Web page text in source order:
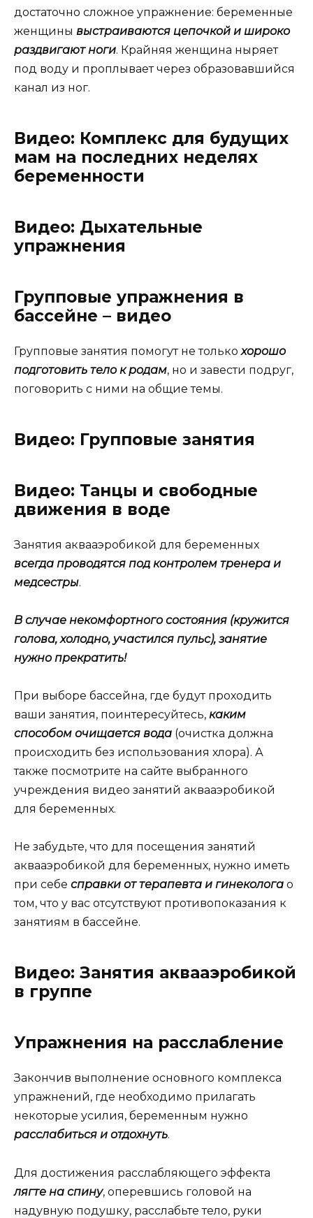
достаточно сложное упражнение: беременные
женщины выстраиваются цепочкой и широко
раздвигают ноги. Крайняя женщина ныряет
под воду и проплывает через образовавшийся
канал из ног.
Видео: Комплекс для будущих
мам на последних неделях
беременности
Видео: Дыхательные
упражнения
Групповые упражнения в
бассейне – видео
Групповые занятия помогут не только хорошо
подготовить тело к родам, но и завести подруг,
поговорить с ними на общие темы.
Видео: Групповые занятия
Видео: Танцы и свободные
движения в воде
Занятия аквааэробикой для беременных
всегда проводятся под контролем тренера и
медсестры.
В случае некомфортного состояния (кружится
голова, холодно, участился пульс), занятие
нужно прекратить!
При выборе бассейна, где будут проходить
ваши занятия, поинтересуйтесь, каким
способом очищается вода (очистка должна
происходить без использования хлора). А
также посмотрите на сайте выбранного
учреждения видео занятий аквааэробикой
для беременных.
Не забудьте, что для посещения занятий
аквааэробикой для беременных, нужно иметь
при себе справки от терапевта и гинеколога о
том, что у вас отсутствуют противопоказания к
занятиям в бассейне.
Видео: Занятия аквааэробикой
в группе
Упражнения на расслабление
Закончив выполнение основного комплекса
упражнений, где необходимо прилагать
некоторые усилия, беременным нужно
расслабиться и отдохнуть.
Для достижения расслабляющего эффекта
лягте на спину, оперевшись головой на
надувную подушку, расслабьте тело, руки